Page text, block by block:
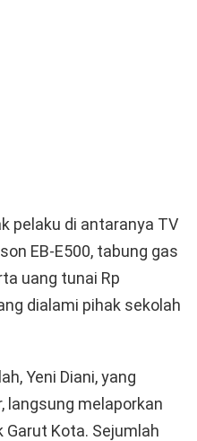
pelaku di antaranya TV
EB-E500, tabung gas
uang tunai Rp
dialami pihak sekolah
Yeni Diani, yang
langsung melaporkan
Kota. Sejumlah